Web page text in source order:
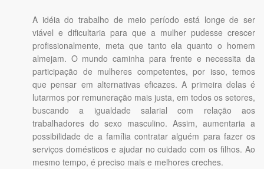
A idéia do trabalho de meio período está longe de ser
viável e dificultaria para que a mulher pudesse crescer
profissionalmente, meta que tanto ela quanto o homem
almejam. O mundo caminha para frente e necessita da
participação de mulheres competentes, por isso, temos
que pensar em alternativas eficazes. A primeira delas é
lutarmos por remuneração mais justa, em todos os setores,
buscando a igualdade salarial com relação aos
trabalhadores do sexo masculino. Assim, aumentaria a
possibilidade de a família contratar alguém para fazer os
serviços domésticos e ajudar no cuidado com os filhos. Ao
mesmo tempo, é preciso mais e melhores creches.